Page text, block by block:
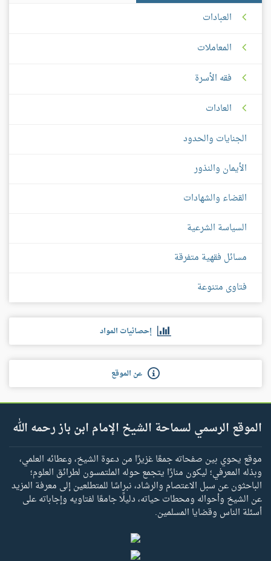
العبادات
المعاملات
فقه الأسرة
العادات
الجنايات والحدود
الأيمان والنذور
القضاء والشهادات
السياسة الشرعية
مسائل فقهية متفرقة
فتاوى متنوعة
إحصائيات المواد
عن الموقع
الموقع الرسمي لسماحة الشيخ الإمام ابن باز رحمه الله
موقع يحوي بين صفحاته جمعًا غزيرًا من دعوة الشيخ، وعطائه العلمي،
وبذله المعرفي؛ ليكون منارًا يتجمع حوله الملتمسون لطرائق العلوم؛
الباحثون عن سبل الاعتصام والرشاد، نبراسًا للمتطلعين إلى معرفة المزيد
عن الشيخ وأحواله ومحطات حياته، دليلًا جامعًا لفتاويه وإجاباته على
أسئلة الناس وقضايا المسلمين.